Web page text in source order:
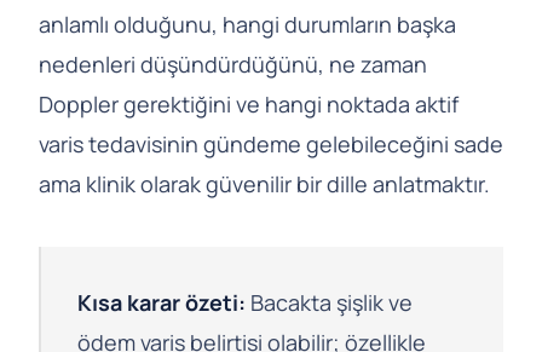
anlamlı olduğunu, hangi durumların başka
nedenleri düşündürdüğünü, ne zaman
Doppler gerektiğini ve hangi noktada aktif
varis tedavisinin gündeme gelebileceğini sade
ama klinik olarak güvenilir bir dille anlatmaktır.
Kısa karar özeti: Bacakta şişlik ve
ödem varis belirtisi olabilir; özellikle